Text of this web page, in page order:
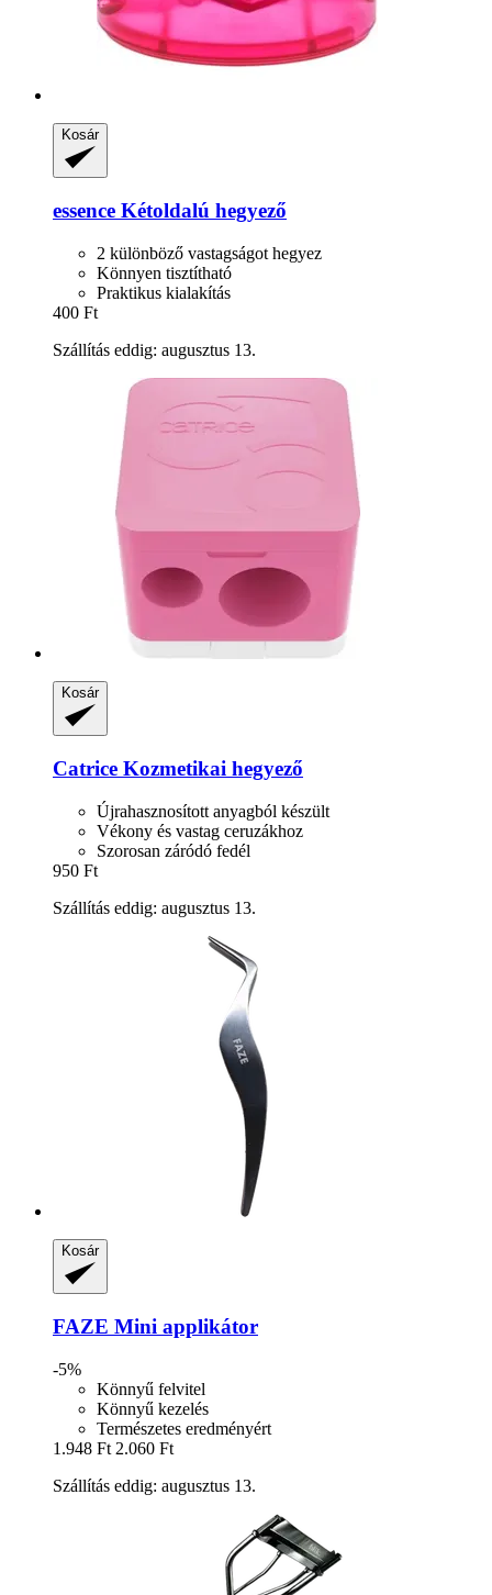
Kosár
essence Kétoldalú hegyező
2 különböző vastagságot hegyez
Könnyen tisztítható
Praktikus kialakítás
400 Ft
Szállítás eddig: augusztus 13.
Kosár
Catrice Kozmetikai hegyező
Újrahasznosított anyagból készült
Vékony és vastag ceruzákhoz
Szorosan záródó fedél
950 Ft
Szállítás eddig: augusztus 13.
Kosár
FAZE Mini applikátor
-5%
Könnyű felvitel
Könnyű kezelés
Természetes eredményért
1.948 Ft 2.060 Ft
Szállítás eddig: augusztus 13.